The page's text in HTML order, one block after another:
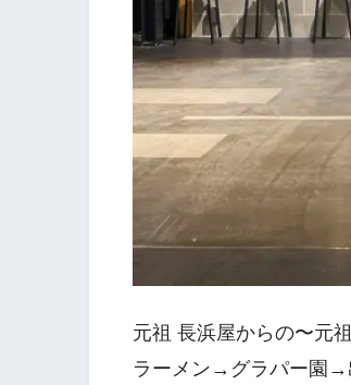
元祖 長浜屋からの〜元
ラーメン→グラパー園→